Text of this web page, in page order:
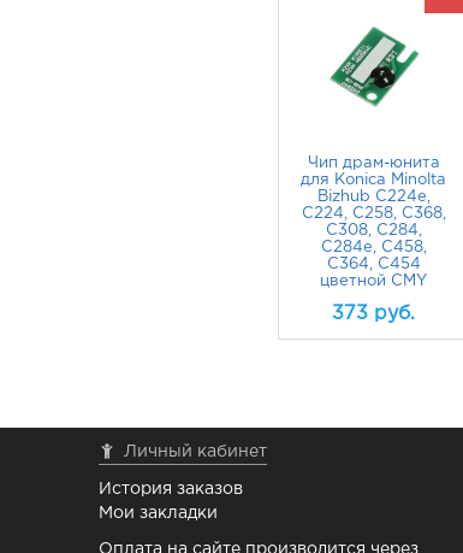
Чип драм-юнита
для Konica Minolta
Bizhub C224e,
C224, C258, C368,
C308, C284,
C284e, C458,
C364, C454
цветной CMY
373 руб.
Личный кабинет
История заказов
Мои закладки
Оплата на сайте производится через